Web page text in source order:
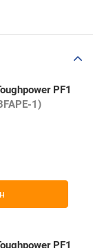
PF1
1)
PF1